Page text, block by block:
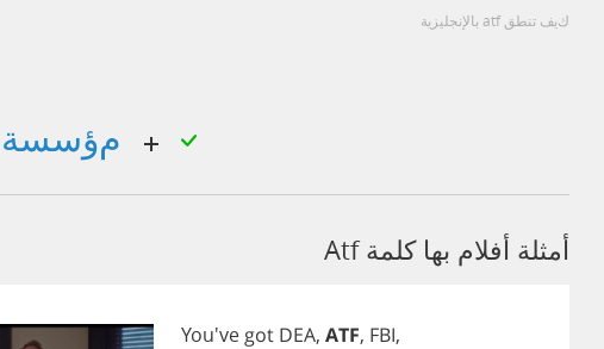
كيف تنطق atf بالإنجليزية
أمثلة أفلام بها كلمة Atf
You've got DEA, ATF, FBI,